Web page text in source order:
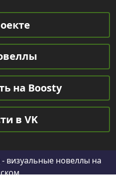
на Boosty
в VK
- визуальные новеллы на